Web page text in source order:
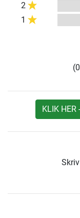
2
1
KLIK HER